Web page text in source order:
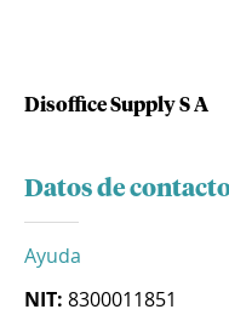
Disoffice Supply S A
Datos de
Ayuda
NIT: 8300011851